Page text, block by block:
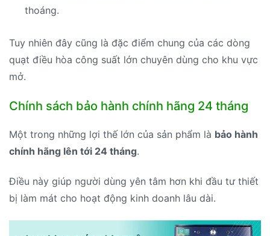
thoáng.
Tuy nhiên đây cũng là đặc điểm chung của các dòng
quạt điều hòa công suất lớn chuyên dùng cho khu vực
mở.
Chính sách bảo hành chính hãng 24 tháng
Một trong những lợi thế lớn của sản phẩm là bảo hành
chính hãng lên tới 24 tháng.
Điều này giúp người dùng yên tâm hơn khi đầu tư thiết
bị làm mát cho hoạt động kinh doanh lâu dài.